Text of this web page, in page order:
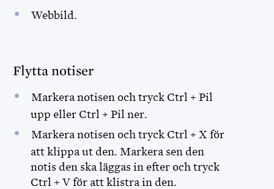
Webbild.
Flytta notiser
Markera notisen och tryck Ctrl + Pil
upp eller Ctrl + Pil ner.
Markera notisen och tryck Ctrl + X för
att klippa ut den. Markera sen den
notis den ska läggas in efter och tryck
Ctrl + V för att klistra in den.